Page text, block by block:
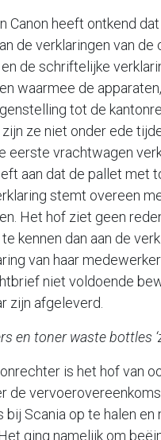
Canon heeft ontkend
de verklaringen van
de schriftelijke
waarmee de
tot de
ze niet onder ede
eerste vrachtwagen
aan dat de pallet met
stemt overeen
Het hof ziet geen
kennen dan aan de
van haar
niet voldoende
zijn afgeleverd.
en toner waste bottles
is het hof van
de
Scania op te halen en
ging namelijk om